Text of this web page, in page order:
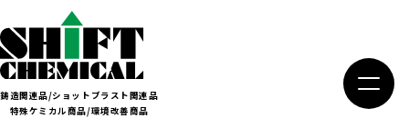
to
content
鋳造関連品/ショットブラスト関連品
特殊ケミカル商品/環境改善商品